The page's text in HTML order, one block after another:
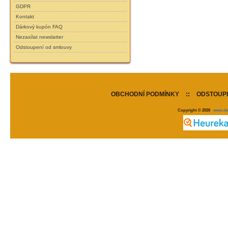
GDPR
Kontakt
Dárkový kupón FAQ
Nezasílat newslatter
Odstoupení od smlouvy
OBCHODNÍ PODMÍNKY ::
Copyright © 2026